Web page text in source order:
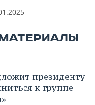
президенту
к группе